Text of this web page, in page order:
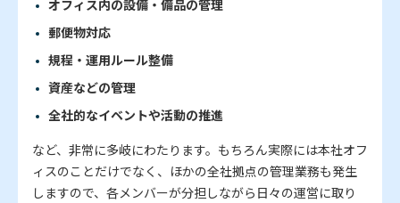
オフィス内の設備・備品の管理
郵便物対応
規程・運用ルール整備
資産などの管理
全社的なイベントや活動の推進
など、非常に多岐にわたります。もちろん実際には本社オフ
ィスのことだけでなく、ほかの全社拠点の管理業務も発生
しますので、各メンバーが分担しながら日々の運営に取り